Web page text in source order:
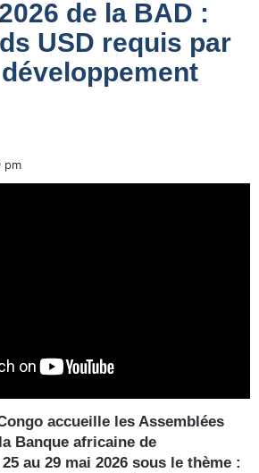
de la BAD :
USD requis par
pm
accueille les Assemblées
Banque africaine de
au 29 mai 2026 sous le thème :